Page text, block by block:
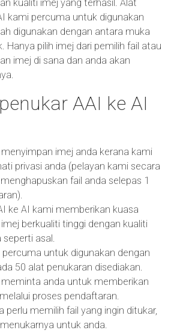
kualiti imej yang terhasil. Alat
kami percuma untuk digunakan
digunakan dengan antara muka
Hanya pilih imej dari pemilih fail atau
imej di sana dan anda akan
AAI ke AI
imej anda kerana kami
privasi anda (pelayan kami secara
fail anda selepas 1
ke AI kami memberikan kuasa
berkualiti tinggi dengan kualiti
asal.
percuma untuk digunakan dengan
50 alat penukaran disediakan.
anda untuk memberikan
proses pendaftaran.
perlu memilih fail yang ingin ditukar,
untuk anda.